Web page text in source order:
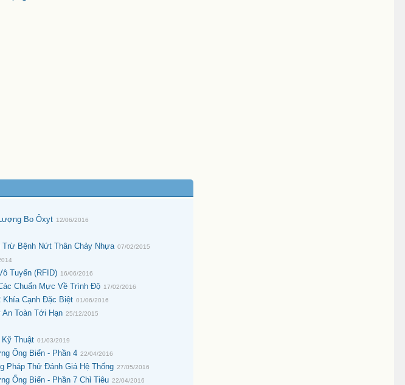
Bo Ôxyt 12/06/2016
Trừ Bệnh Nứt Thân Chảy Nhựa 07/02/2015
Tuyến (RFID) 16/06/2016
Chuẩn Mực Về Trình Độ 17/02/2016
Khía Cạnh Đặc Biệt 01/06/2016
An Toàn Tới Hạn 25/12/2015
Kỹ Thuật 01/03/2019
Ống Biển - Phần 4 22/04/2016
Pháp Thử Đánh Giá Hệ Thống 27/05/2016
Ống Biển - Phần 7 Chỉ Tiêu 22/04/2016